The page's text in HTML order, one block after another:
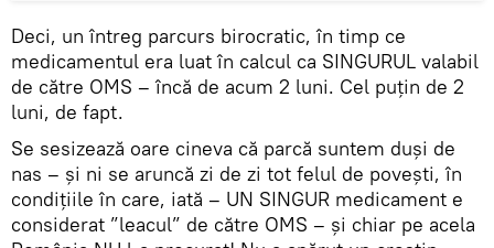
Deci, un întreg parcurs birocratic, în timp ce
medicamentul era luat în calcul ca SINGURUL valabil
de către OMS – încă de acum 2 luni. Cel puțin de 2
luni, de fapt.
Se sesizează oare cineva că parcă suntem duși de
nas – și ni se aruncă zi de zi tot felul de povești, în
condițiile în care, iată – UN SINGUR medicament e
considerat ”leacul” de către OMS – și chiar pe acela